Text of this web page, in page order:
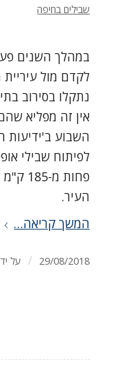
שבילים בחיפה
במהלך השנים
לקדם מול
נתקלו בסירוב
אין זה מפליא
השבוע ב'ידיעות
לפיתוח שבילי
פחות
העיר.
המשך קריאה…
29/08/2018
/ על